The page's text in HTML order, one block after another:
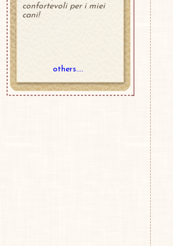
confortevoli per i miei
cani!
others....